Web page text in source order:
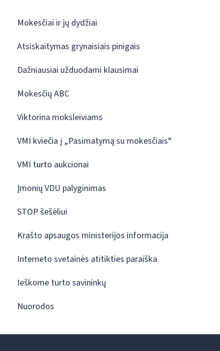
Mokesčiai ir jų dydžiai
Atsiskaitymas grynaisiais pinigais
Dažniausiai užduodami klausimai
Mokesčių ABC
Viktorina moksleiviams
VMI kviečia į „Pasimatymą su mokesčiais“
VMI turto aukcionai
Įmonių VDU palyginimas
STOP šešėliui
Krašto apsaugos ministerijos informacija
Interneto svetainės atitikties paraiška
Ieškome turto savininkų
Nuorodos